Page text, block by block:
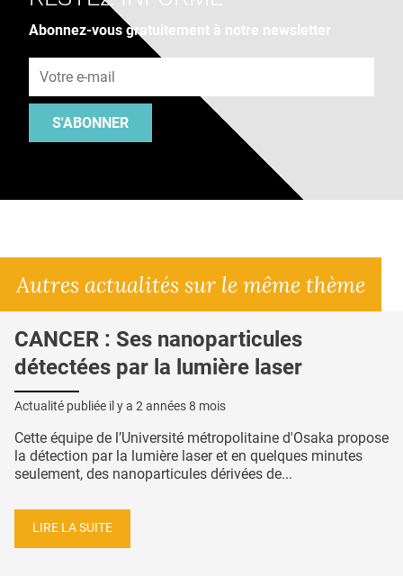
Abonnez-vous gratuitement à notre newsletter
S'ABONNER
Autres actualités sur le même thème
CANCER : Ses nanoparticules
détectées par la lumière laser
Actualité publiée il y a 2 années 8 mois
Cette équipe de l’Université métropolitaine d'Osaka propose
la détection par la lumière laser et en quelques minutes
seulement, des nanoparticules dérivées de...
LIRE LA SUITE